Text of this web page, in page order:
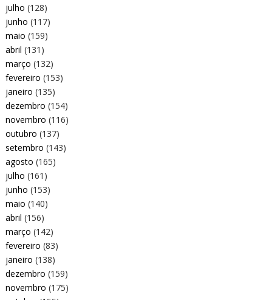
julho (128)
junho (117)
maio (159)
abril (131)
março (132)
fevereiro (153)
janeiro (135)
dezembro (154)
novembro (116)
outubro (137)
setembro (143)
agosto (165)
julho (161)
junho (153)
maio (140)
abril (156)
março (142)
fevereiro (83)
janeiro (138)
dezembro (159)
novembro (175)